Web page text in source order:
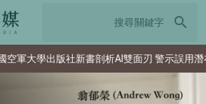
search
社新書剖析AI雙面刃 警示誤用潛在風險